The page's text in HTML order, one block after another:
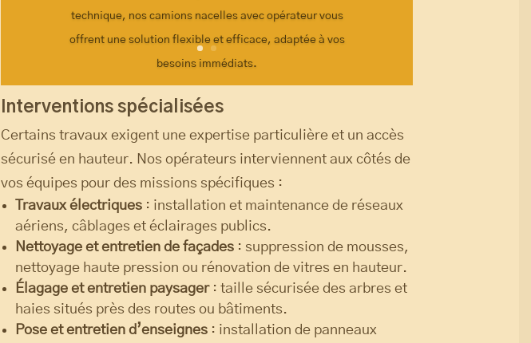
technique, nos camions nacelles avec opérateur vous
offrent une solution flexible et efficace, adaptée à vos
besoins immédiats.
Interventions spécialisées
Certains travaux exigent une expertise particulière et un accès
sécurisé en hauteur. Nos opérateurs interviennent aux côtés de
vos équipes pour des missions spécifiques :
Travaux électriques : installation et maintenance de réseaux
aériens, câblages et éclairages publics.
Nettoyage et entretien de façades : suppression de mousses,
nettoyage haute pression ou rénovation de vitres en hauteur.
Élagage et entretien paysager: taille sécurisée des arbres et
haies situés près des routes ou bâtiments.
Pose et entretien d’enseignes : installation de panneaux